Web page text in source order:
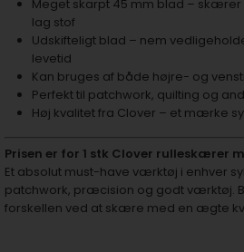
Meget skarpt 45 mm blad –
lag stof
Udskifteligt blad – nem
levetid
Kan bruges af både højre- og
Perfekt til patchwork, quilting og
Høj kvalitet fra Clover – et mærke
Prisen er for 1 stk Clover rulleskærer
Et absolut must-have værktøj i enhver
patchwork, præcision og godt værktøj.
forskellen ved at skære med en ægte